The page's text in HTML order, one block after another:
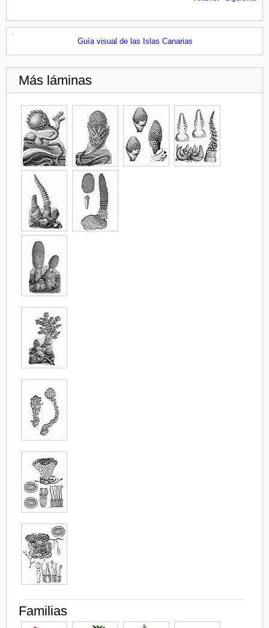
Guía visual de las Islas Canarias
Más láminas
Familias